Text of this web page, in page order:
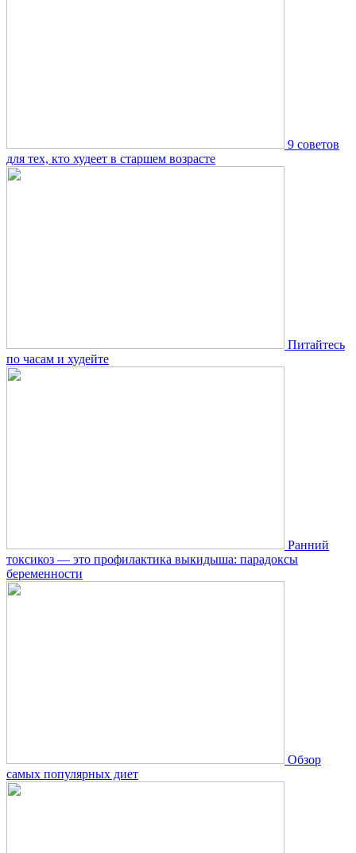
9 советов
для тех, кто худеет в старшем возрасте
Питайтесь
по часам и худейте
Ранний
токсикоз — это профилактика выкидыша: парадоксы
беременности
Обзор
самых популярных диет